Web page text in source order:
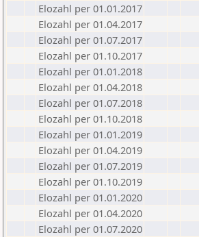
Elozahl per 01.01.2017
Elozahl per 01.04.2017
Elozahl per 01.07.2017
Elozahl per 01.10.2017
Elozahl per 01.01.2018
Elozahl per 01.04.2018
Elozahl per 01.07.2018
Elozahl per 01.10.2018
Elozahl per 01.01.2019
Elozahl per 01.04.2019
Elozahl per 01.07.2019
Elozahl per 01.10.2019
Elozahl per 01.01.2020
Elozahl per 01.04.2020
Elozahl per 01.07.2020